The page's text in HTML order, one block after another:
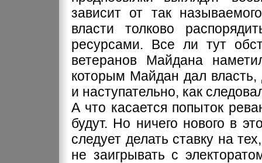
зависит от так
власти толково
ресурсами. Все ли тут
ветеранов Майдана
которым Майдан дал власть,
и наступательно, как
А что касается попыток
будут. Но ничего нового в
следует делать ставку на
не заигрывать с